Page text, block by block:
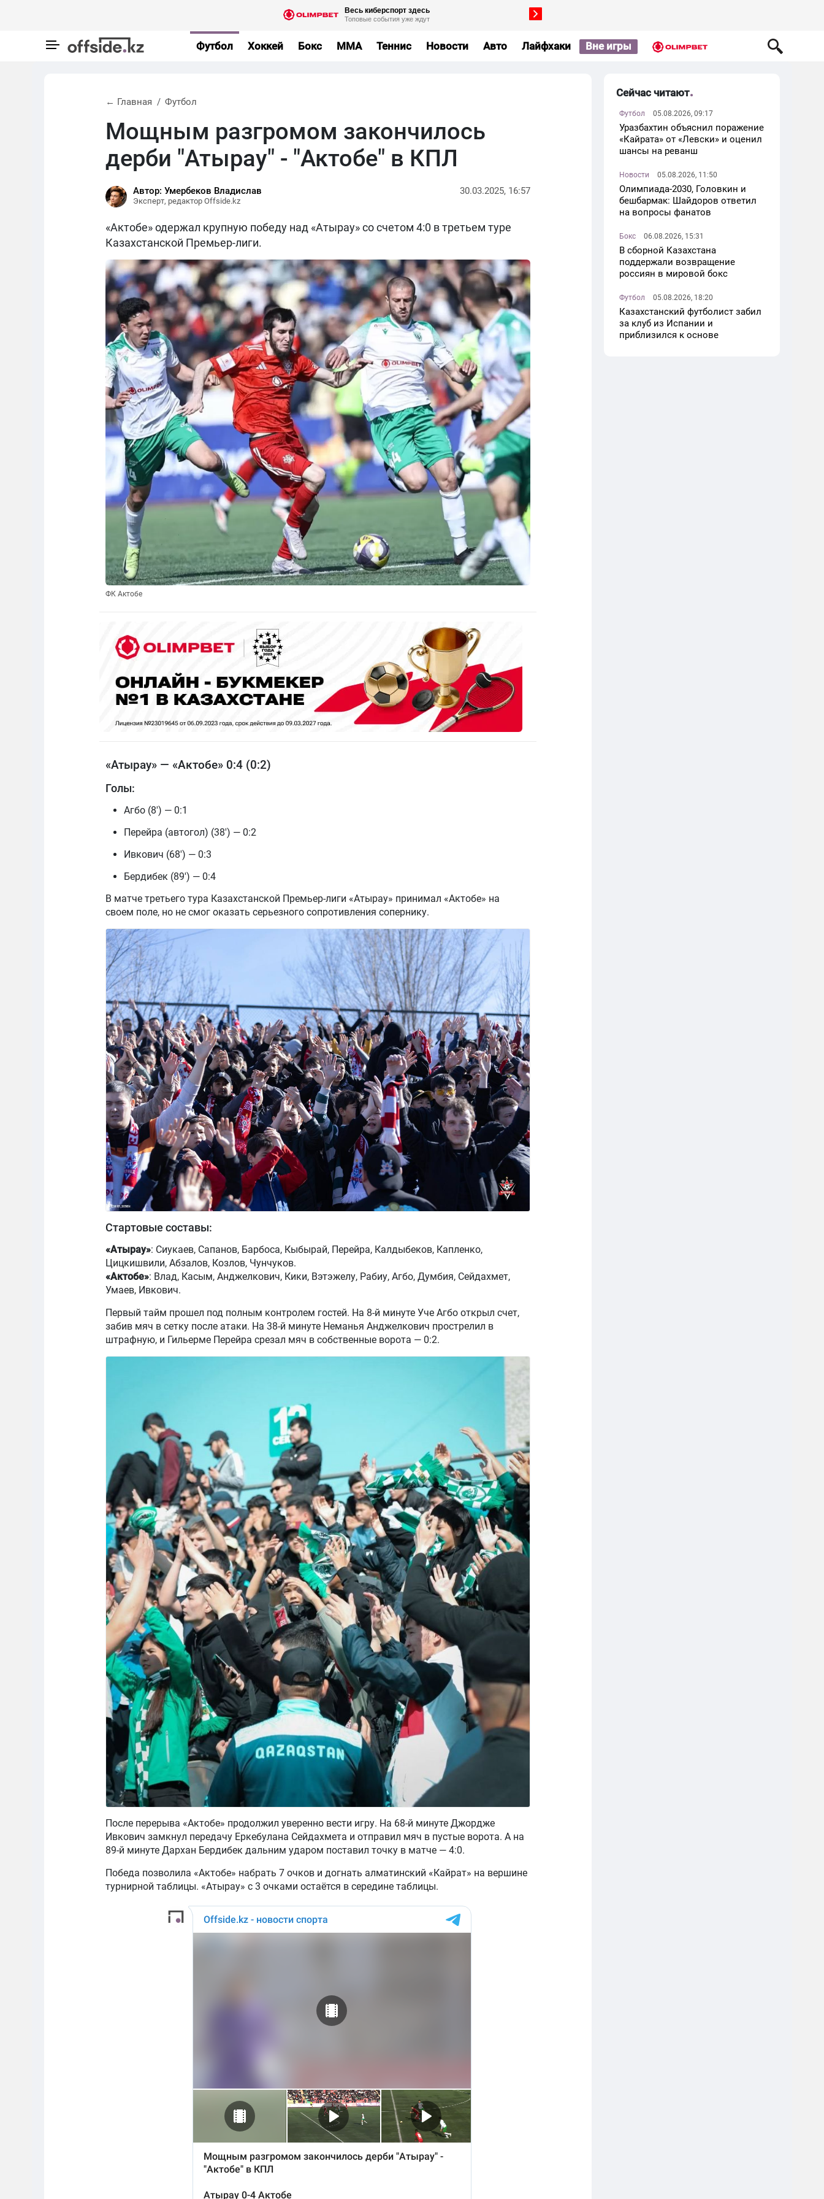
Футбол Хоккей Бокс MMA Теннис Новости Авто Лайфхаки Вне игры
← Главная Футбол
Мощным разгромом закончилось
дерби "Атырау" - "Актобе" в КПЛ
Автор: Умербеков Владислав
Эксперт, редактор Offside.kz
30.03.2025, 16:57
«Актобе» одержал крупную победу над «Атырау» со счетом 4:0 в третьем туре
Казахстанской Премьер-лиги.
ФК Актобе
«Атырау» — «Актобе» 0:4 (0:2)
Голы:
Агбо (8') — 0:1
Перейра (автогол) (38') — 0:2
Ивкович (68') — 0:3
Бердибек (89') — 0:4
В матче третьего тура Казахстанской Премьер-лиги «Атырау» принимал «Актобе» на
своем поле, но не смог оказать серьезного сопротивления сопернику.
Стартовые составы:
«Атырау»: Сиукаев, Сапанов, Барбоса, Кыбырай, Перейра, Калдыбеков, Капленко,
Цицкишвили, Абзалов, Козлов, Чунчуков.
«Актобе»: Влад, Касым, Анджелкович, Кики, Вэтэжелу, Рабиу, Агбо, Думбия, Сейдахмет,
Умаев, Ивкович.
Первый тайм прошел под полным контролем гостей. На 8-й минуте Уче Агбо открыл счет,
забив мяч в сетку после атаки. На 38-й минуте Неманья Анджелкович прострелил в
штрафную, и Гильерме Перейра срезал мяч в собственные ворота — 0:2.
После перерыва «Актобе» продолжил уверенно вести игру. На 68-й минуте Джордже
Ивкович замкнул передачу Еркебулана Сейдахмета и отправил мяч в пустые ворота. А на
89-й минуте Дархан Бердибек дальним ударом поставил точку в матче — 4:0.
Победа позволила «Актобе» набрать 7 очков и догнать алматинский «Кайрат» на вершине
турнирной таблицы. «Атырау» с 3 очками остаётся в середине таблицы.
Сейчас читают
Футбол 05.08.2026, 09:17
Уразбахтин объяснил поражение
«Кайрата» от «Левски» и оценил
шансы на реванш
Новости 05.08.2026, 11:50
Олимпиада-2030, Головкин и
бешбармак: Шайдоров ответил
на вопросы фанатов
Бокс 06.08.2026, 15:31
В сборной Казахстана
поддержали возвращение
россиян в мировой бокс
Футбол 05.08.2026, 18:20
Казахстанский футболист забил
за клуб из Испании и
приблизился к основе